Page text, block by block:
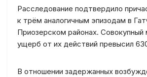
Расследование подтвердило
к трём аналогичным эпизодам в
Приозерском районах. Совокупный
ущерб от их действий превысил
В отношении задержанных